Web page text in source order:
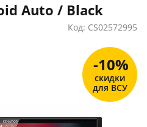
Auto / Black
Код: CS02572995
-10%
скидки
для ВСУ